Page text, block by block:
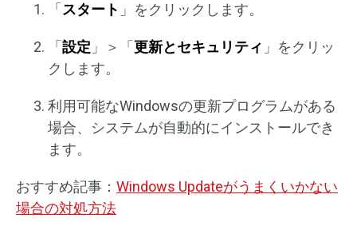
「 スタート 」をクリックします。
「 設定 」＞「 更新とセキュリティ 」をクリッ
クします。
利用可能なWindowsの更新プログラムがある
場合、システムが自動的にインストールでき
ます。
おすすめ記事： Windows Updateがうまくいかない
場合の対処方法